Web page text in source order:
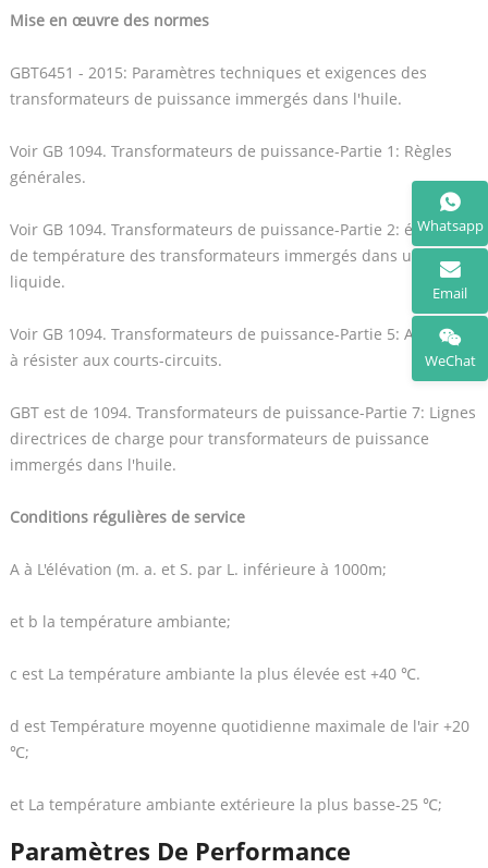
Mise en œuvre des normes
GBT6451 - 2015: Paramètres techniques et exigences des
transformateurs de puissance immergés dans l'huile.
Voir GB 1094. Transformateurs de puissance-Partie 1: Règles
générales.
Voir GB 1094. Transformateurs de puissance-Partie 2: élévation
de température des transformateurs immergés dans un
liquide.
Voir GB 1094. Transformateurs de puissance-Partie 5: Aptitude
à résister aux courts-circuits.
GBT est de 1094. Transformateurs de puissance-Partie 7: Lignes
directrices de charge pour transformateurs de puissance
immergés dans l'huile.
Conditions régulières de service
A à L'élévation (m. a. et S. par L. inférieure à 1000m;
et b la température ambiante;
c est La température ambiante la plus élevée est +40 ℃.
d est Température moyenne quotidienne maximale de l'air +20
℃;
et La température ambiante extérieure la plus basse-25 ℃;
Paramètres De Performance
Whatsapp
Email
WeChat